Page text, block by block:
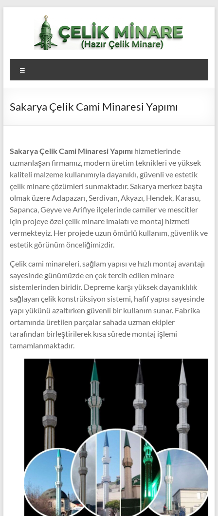
Çelik
Minare,
Çelik
Minare
Çelik
Minare
Firması
Çelik
Minare,
Çelik
Minare
Sakarya Çelik Cami Minaresi Yapımı
Sakarya Çelik Cami Minaresi Yapımıhizmetlerinde
uzmanlaşan firmamız, modern üretim teknikleri ve yüksek
kaliteli malzeme kullanımıyla dayanıklı, güvenli ve estetik
çelik minare çözümleri sunmaktadır. Sakarya merkez başta
olmak üzere Adapazarı, Serdivan, Akyazı, Hendek, Karasu,
Sapanca, Geyve ve Arifiye ilçelerinde camiler ve mescitler
için projeye özel çelik minare imalatı ve montaj hizmeti
vermekteyiz. Her projede uzun ömürlü kullanım, güvenlik ve
estetik görünüm önceliğimizdir.
Çelik cami minareleri, sağlam yapısı ve hızlı montaj avantajı
sayesinde günümüzde en çok tercih edilen minare
sistemlerinden biridir. Depreme karşı yüksek dayanıklılık
sağlayan çelik konstrüksiyon sistemi, hafif yapısı sayesinde
yapı yükünü azaltırken güvenli bir kullanım sunar. Fabrika
ortamında üretilen parçalar sahada uzman ekipler
tarafından birleştirilerek kısa sürede montaj işlemi
tamamlanmaktadır.